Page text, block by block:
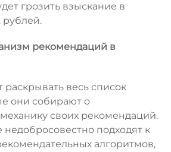
грозить взыскание в
рублей.
рекомендаций в
весь список
они собирают о
своих рекомендаций.
недобросовестно подходят к
алгоритмов,